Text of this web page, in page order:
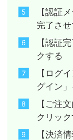
【認証
完了させ
【認証
クする
【ログ
グイン
【ご注
クリッ
【決済